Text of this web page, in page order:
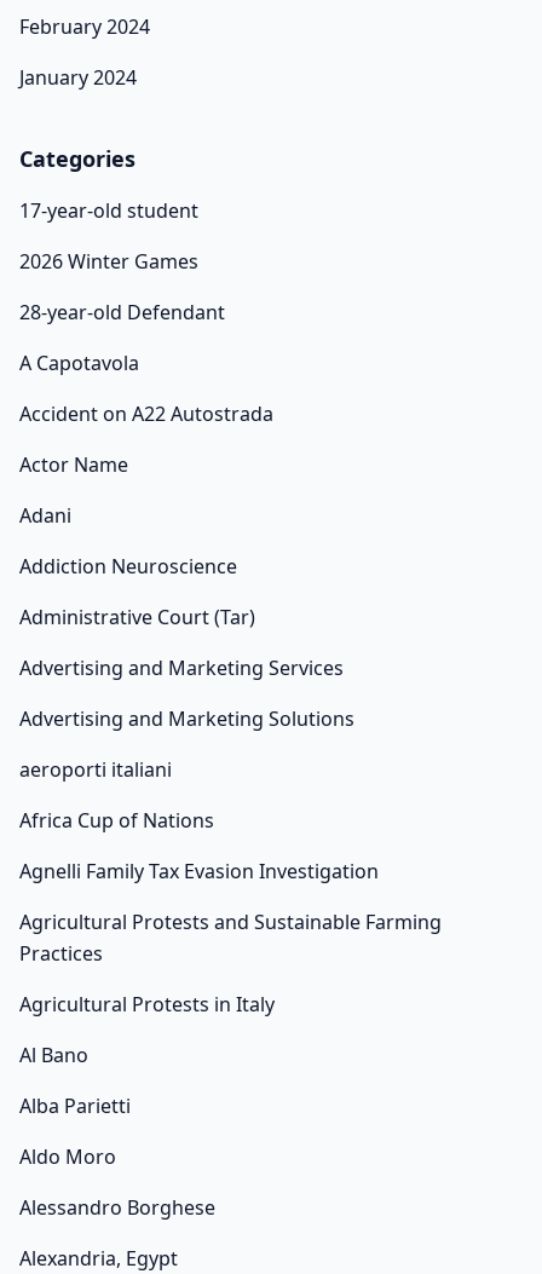
February 2024
January 2024
Categories
17-year-old student
2026 Winter Games
28-year-old Defendant
A Capotavola
Accident on A22 Autostrada
Actor Name
Adani
Addiction Neuroscience
Administrative Court (Tar)
Advertising and Marketing Services
Advertising and Marketing Solutions
aeroporti italiani
Africa Cup of Nations
Agnelli Family Tax Evasion Investigation
Agricultural Protests and Sustainable Farming
Practices
Agricultural Protests in Italy
Al Bano
Alba Parietti
Aldo Moro
Alessandro Borghese
Alexandria, Egypt